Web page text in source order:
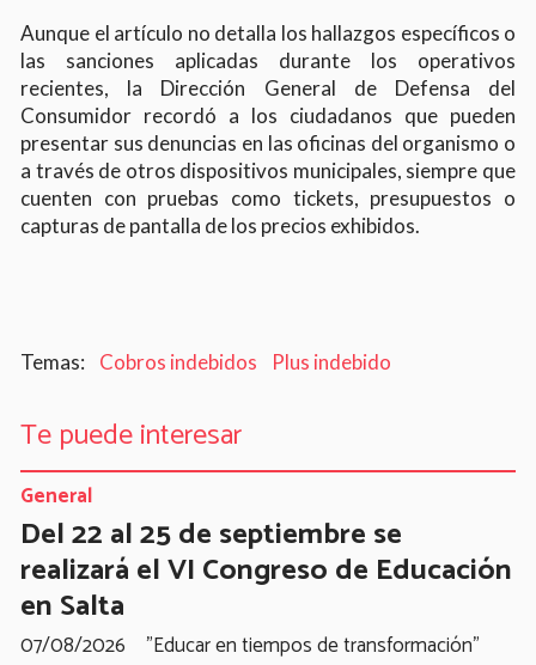
Aunque el artículo no detalla los hallazgos específicos o
las sanciones aplicadas durante los operativos
recientes, la Dirección General de Defensa del
Consumidor recordó a los ciudadanos que pueden
presentar sus denuncias en las oficinas del organismo o
a través de otros dispositivos municipales, siempre que
cuenten con pruebas como tickets, presupuestos o
capturas de pantalla de los precios exhibidos.
Cobros indebidos Plus indebido
Te puede interesar
Del 22 al 25 de septiembre se
realizará el VI Congreso de Educación
en Salta
"Educar en tiempos de transformación"
General
07/08/2026